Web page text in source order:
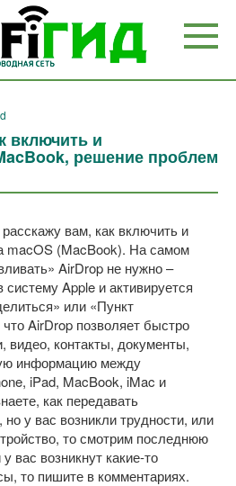
включить и
решение проблем
вам, как включить и
macOS (MacBook). На самом
AirDrop не нужно –
Apple и активируется
или «Пункт
AirDrop позволяет быстро
видео, контакты, документы,
информацию между
iPad, MacBook, iMac и
как передавать
у вас возникли трудности, или
то смотрим последнюю
вас возникнут какие-то
то пишите в комментариях.